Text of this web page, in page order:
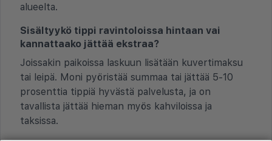
alueelta.
Sisältyykö tippi ravintoloissa hintaan vai
kannattaako jättää ekstraa?
Joissakin paikoissa laskuun lisätään kuvertimaksu
tai leipä. Moni pyöristää summaa tai jättää 5-10
prosenttia tippiä hyvästä palvelusta, ja on
tavallista jättää hieman myös kahviloissa ja
taksissa.